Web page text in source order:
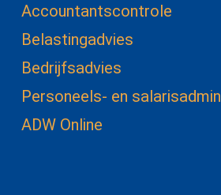
Accountantscontrole
Belastingadvies
Bedrijfsadvies
Personeels- en
ADW Online